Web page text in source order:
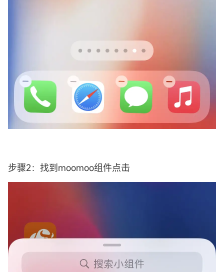
步骤2：找到moomoo组件点击